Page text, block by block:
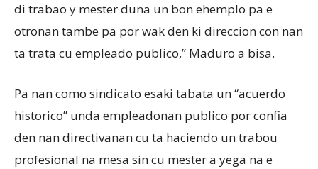
di trabao y mester duna un bon ehemplo pa e
otronan tambe pa por wak den ki direccion con nan
ta trata cu empleado publico,” Maduro a bisa.
Pa nan como sindicato esaki tabata un “acuerdo
historico” unda empleadonan publico por confia
den nan directivanan cu ta haciendo un trabou
profesional na mesa sin cu mester a yega na e